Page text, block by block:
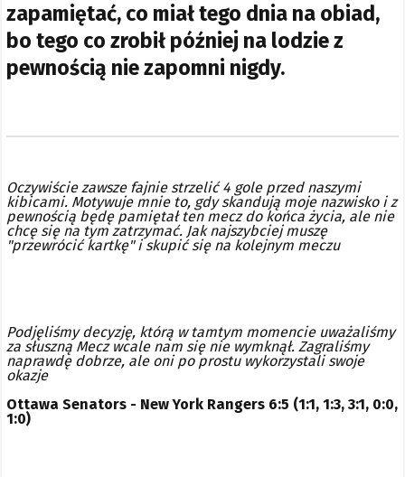
zapamiętać, co miał tego dnia na obiad,
bo tego co zrobił później na lodzie z
pewnością nie zapomni nigdy.
Oczywiście zawsze fajnie strzelić 4 gole przed naszymi
kibicami. Motywuje mnie to, gdy skandują moje nazwisko i z
pewnością będę pamiętał ten mecz do końca życia, ale nie
chcę się na tym zatrzymać. Jak najszybciej muszę
"przewrócić kartkę" i skupić się na kolejnym meczu
Podjęliśmy decyzję, którą w tamtym momencie uważaliśmy
za słuszną Mecz wcale nam się nie wymknął. Zagraliśmy
naprawdę dobrze, ale oni po prostu wykorzystali swoje
okazje
Ottawa Senators - New York Rangers 6:5 (1:1, 1:3, 3:1, 0:0,
1:0)